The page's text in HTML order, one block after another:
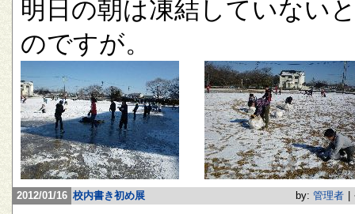
明日の朝は凍結していない
のですが。
2012/01/16 校内書き初め展 by: 管理者